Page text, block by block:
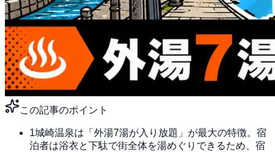
この記事のポイント
1城崎温泉は「外湯7湯が入り放題」が最大の特徴。宿
泊者は浴衣と下駄で街全体を湯めぐりできるため、宿